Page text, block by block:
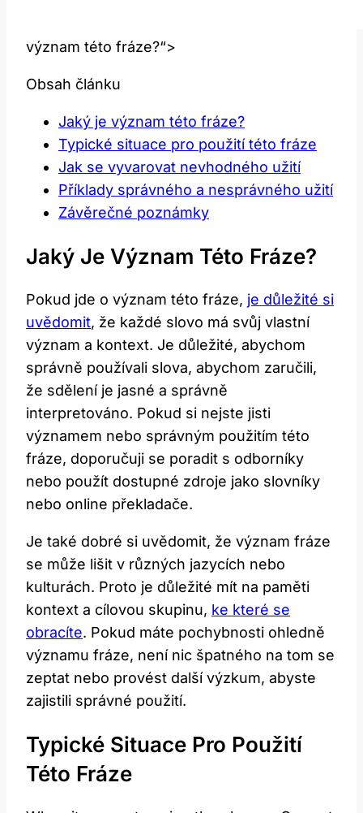
význam této fráze?“>
Obsah článku
Jaký je význam této fráze?
Typické situace pro použití této fráze
Jak se vyvarovat nevhodného užití
Příklady správného a nesprávného užití
Závěrečné poznámky
Jaký Je Význam Této Fráze?
Pokud jde o význam této fráze, je důležité si
uvědomit, že každé slovo má svůj vlastní
význam a kontext. Je důležité, abychom
správně používali slova, abychom zaručili,
že sdělení je jasné a správně
interpretováno. Pokud si nejste jisti
významem nebo správným použitím této
fráze, doporučuji se poradit s odborníky
nebo použít dostupné zdroje jako slovníky
nebo online překladače.
Je také dobré si uvědomit, že význam fráze
se může lišit v různých jazycích nebo
kulturách. Proto je důležité mít na paměti
kontext a cílovou skupinu, ke které se
obracíte. Pokud máte pochybnosti ohledně
významu fráze, není nic špatného na tom se
zeptat nebo provést další výzkum, abyste
zajistili správné použití.
Typické Situace Pro Použití
Této Fráze